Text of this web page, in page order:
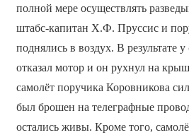
полной мере осуществлять
штабс-капитан Х.Ф. Пруссис и
поднялись в воздух. В результате
отказал мотор и он рухнул на
самолёт поручика Коровникова
был брошен на телеграфные
остались живы. Кроме того,